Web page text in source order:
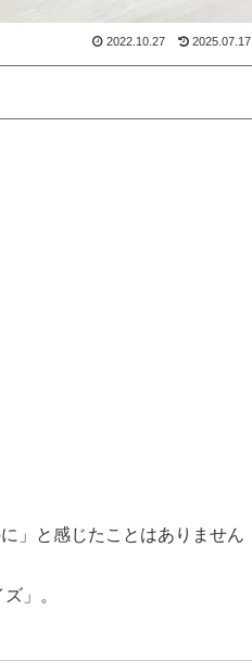
2022.10.27 2025.07.17
」と感じたことはありません
」。